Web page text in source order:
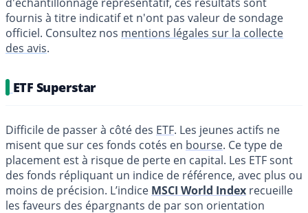
d'échantillonnage représentatif, ces résultats sont
fournis à titre indicatif et n'ont pas valeur de sondage
officiel. Consultez nos mentions légales sur la collecte
des avis.
ETF Superstar
Difficile de passer à côté des ETF. Les jeunes actifs ne
misent que sur ces fonds cotés en bourse. Ce type de
placement est à risque de perte en capital. Les ETF sont
des fonds répliquant un indice de référence, avec plus ou
moins de précision. L’indice MSCI World Index recueille
les faveurs des épargnants de par son orientation